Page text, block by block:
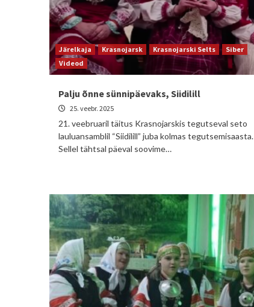
Järelkaja Krasnojarsk Krasnojarski Selts
Siber
Videod
Palju õnne sünnipäevaks, Siidilill
25. veebr. 2025
21. veebruaril täitus Krasnojarskis tegutseval seto
lauluansamblil “Siidilill” juba kolmas tegutsemisaasta.
Sellel tähtsal päeval soovime…